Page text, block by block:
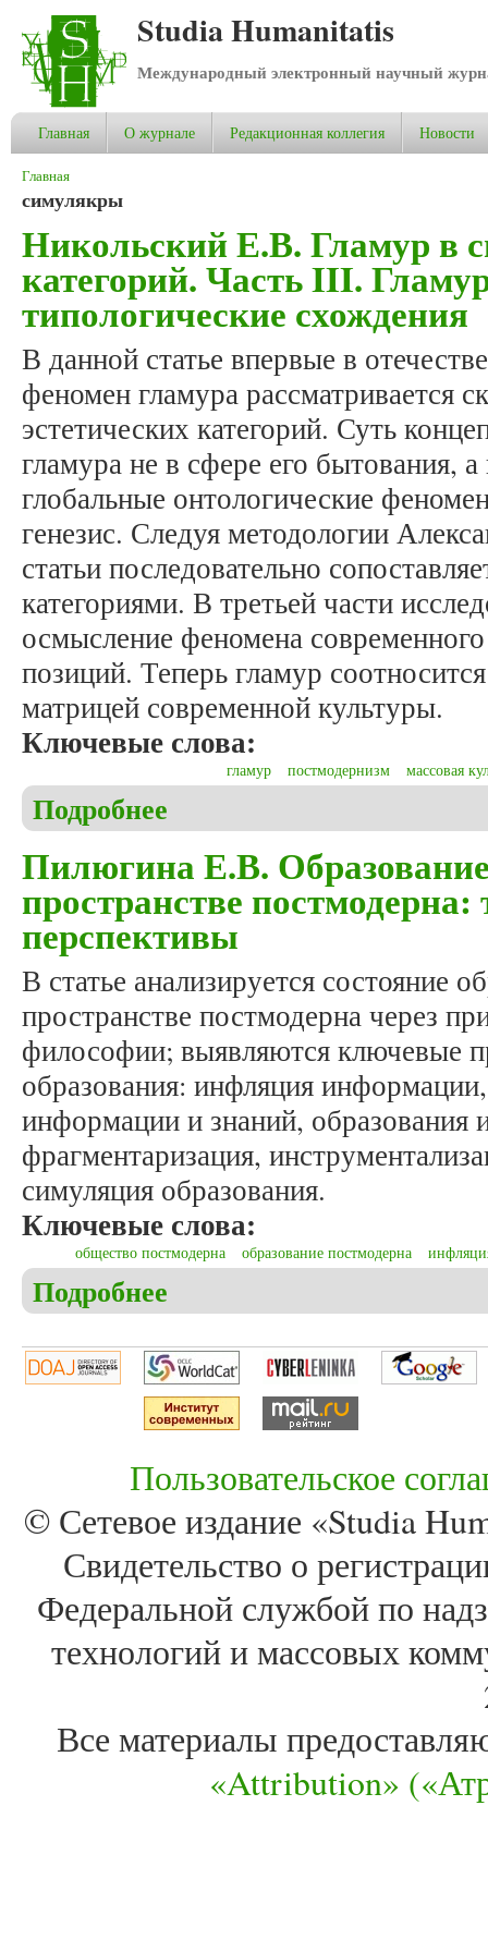
Studia Humanitatis
Международный электронный научный
Главная О журнале Редакционная коллегия Новости
Вы здесь
Главная
симулякры
Никольский Е.В. Гламур в
категорий. Часть III.
типологические схождения
В данной статье впервые в
феномен гламура рассматривается
эстетических категорий. Суть
гламура не в сфере его бытования, а
глобальные онтологические
генезис. Следуя методологии
статьи последовательно
категориями. В третьей части
осмысление феномена
позиций. Теперь гламур
матрицей современной культуры.
Ключевые слова:
гламур постмодернизм массовая
Подробнее
Пилюгина Е.В.
пространстве
перспективы
В статье анализируется состояние
пространстве постмодерна через
философии; выявляются ключевые
образования: инфляция информации,
информации и знаний, образования
фрагментаризация,
симуляция образования.
Ключевые слова:
общество постмодерна образование постмодерна
Подробнее
Пользовательское
© Сетевое издание «Studia
Свидетельство о
Федеральной службой по
технологий и массовых
Все материалы
«Attribution»